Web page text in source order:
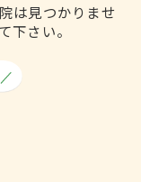
は見つかりませ
下さい。